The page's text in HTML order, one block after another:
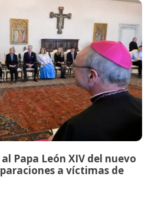
Papa León XIV del nuevo
a víctimas de